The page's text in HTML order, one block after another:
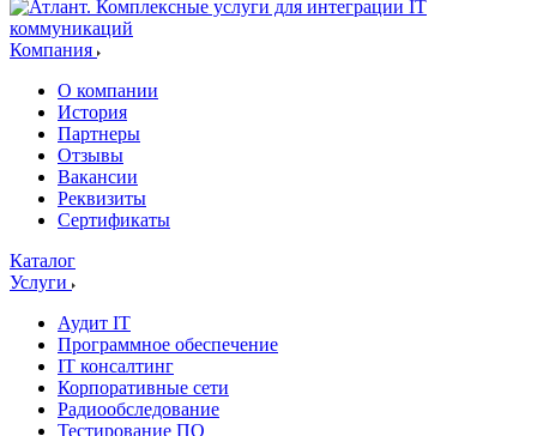
Компания
О компании
История
Партнеры
Отзывы
Вакансии
Реквизиты
Сертификаты
Каталог
Услуги
Аудит IT
Программное обеспечение
IT консалтинг
Корпоративные сети
Радиообследование
Тестирование ПО